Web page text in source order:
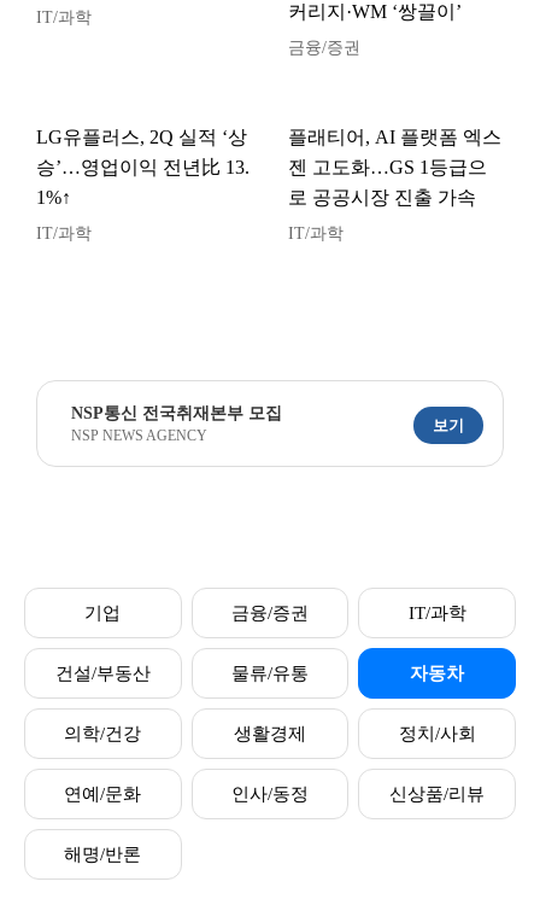
IT/과학
커리지·WM ‘쌍끌이’
금융/증권
LG유플러스, 2Q 실적 ‘상
승’…영업이익 전년比 13.
1%↑
IT/과학
플래티어, AI 플랫폼 엑스
젠 고도화…GS 1등급으
로 공공시장 진출 가속
IT/과학
NSP통신 전국취재본부 모집
NSP NEWS AGENCY
보기
기업 금융/증권 IT/과학
건설/부동산 물류/유통 자동차
의학/건강 생활경제 정치/사회
연예/문화 인사/동정 신상품/리뷰
해명/반론